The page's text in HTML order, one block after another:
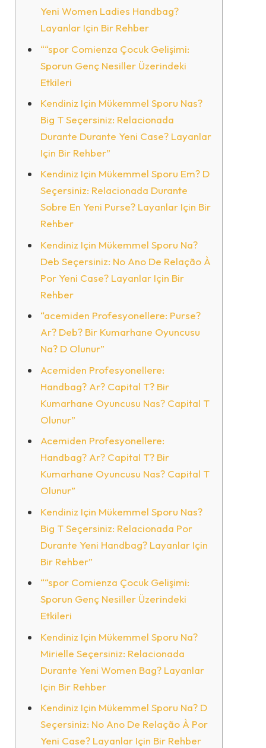
Yeni Women Ladies Handbag?
Layanlar Için Bir Rehber
““spor Comienza Çocuk Gelişimi:
Sporun Genç Nesiller Üzerindeki
Etkileri
Kendiniz Için Mükemmel Sporu Nas?
Big T Seçersiniz: Relacionada
Durante Durante Yeni Case? Layanlar
Için Bir Rehber”
Kendiniz Için Mükemmel Sporu Em? D
Seçersiniz: Relacionada Durante
Sobre En Yeni Purse? Layanlar Için Bir
Rehber
Kendiniz Için Mükemmel Sporu Na?
Deb Seçersiniz: No Ano De Relação À
Por Yeni Case? Layanlar Için Bir
Rehber
“acemiden Profesyonellere: Purse?
Ar? Deb? Bir Kumarhane Oyuncusu
Na? D Olunur”
Acemiden Profesyonellere:
Handbag? Ar? Capital T? Bir
Kumarhane Oyuncusu Nas? Capital T
Olunur”
Acemiden Profesyonellere:
Handbag? Ar? Capital T? Bir
Kumarhane Oyuncusu Nas? Capital T
Olunur”
Kendiniz Için Mükemmel Sporu Nas?
Big T Seçersiniz: Relacionada Por
Durante Yeni Handbag? Layanlar Için
Bir Rehber”
““spor Comienza Çocuk Gelişimi:
Sporun Genç Nesiller Üzerindeki
Etkileri
Kendiniz Için Mükemmel Sporu Na?
Mirielle Seçersiniz: Relacionada
Durante Yeni Women Bag? Layanlar
Için Bir Rehber
Kendiniz Için Mükemmel Sporu Na? D
Seçersiniz: No Ano De Relação À Por
Yeni Case? Layanlar Için Bir Rehber